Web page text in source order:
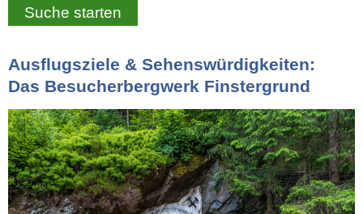
Ausflugsziele & Sehenswürdigkeiten:
Das Besucherbergwerk Finstergrund